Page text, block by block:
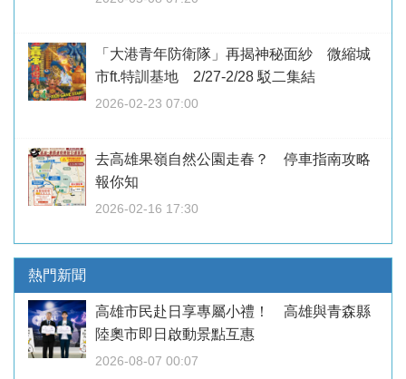
「大港青年防衛隊」再揭神秘面紗 微縮城
市ft.特訓基地 2/27-2/28 駁二集結
2026-02-23 07:00
去高雄果嶺自然公園走春？ 停車指南攻略
報你知
2026-02-16 17:30
熱門新聞
高雄市民赴日享專屬小禮！ 高雄與青森縣
陸奧市即日啟動景點互惠
2026-08-07 00:07